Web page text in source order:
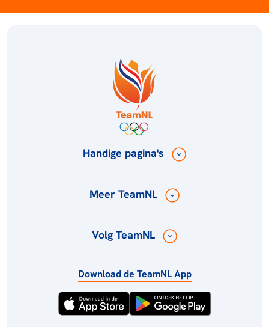
Handige pagina's
Meer TeamNL
Volg TeamNL
Download de TeamNL App